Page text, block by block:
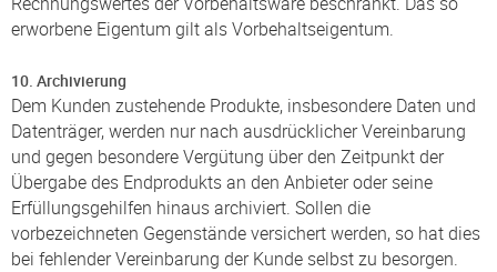
erworbene Eigentum gilt als Vorbehaltseigentum.
10. Archivierung
Dem Kunden zustehende Produkte, insbesondere Daten und
Datenträger, werden nur nach ausdrücklicher Vereinbarung
und gegen besondere Vergütung über den Zeitpunkt der
Übergabe des Endprodukts an den Anbieter oder seine
Erfüllungsgehilfen hinaus archiviert. Sollen die
vorbezeichneten Gegenstände versichert werden, so hat dies
bei fehlender Vereinbarung der Kunde selbst zu besorgen.